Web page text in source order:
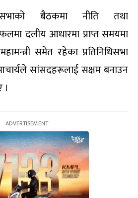
बैठकमा नीति तथा
दलीय आधारमा प्राप्त समयमा
समेत रहेका प्रतिनिधिसभा
सांसदहरूलाई सक्षम बनाउन